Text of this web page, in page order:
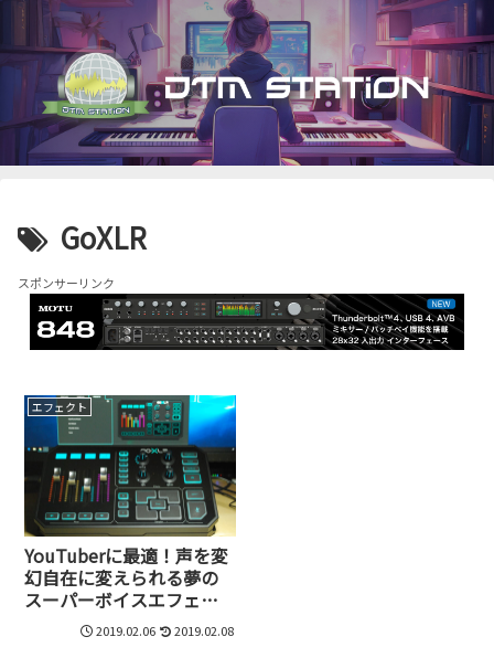
GoXLR
スポンサーリンク
エフェクト
YouTuberに最適！声を変
幻自在に変えられる夢の
スーパーボイスエフェク
ト、TC HELICON GoXLR
日本上陸2019.02.06 2019.02.08